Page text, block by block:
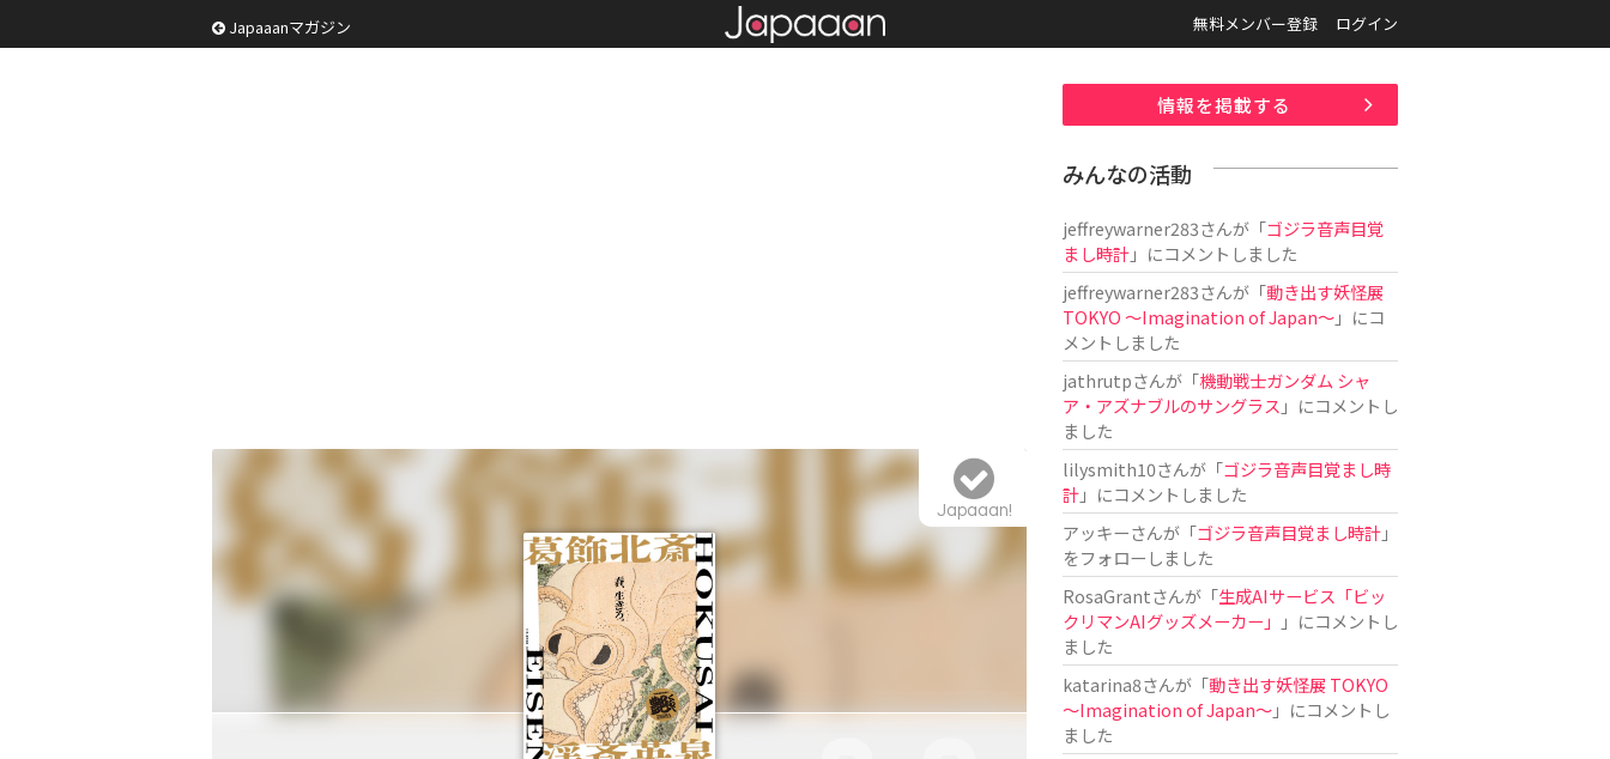
Japaaanマガジン 無料メンバー登録 ログイン
Japaaan!
情報を掲載する
みんなの活動
jeffreywarner283さんが「ゴジラ音声目覚
まし時計」にコメントしました
jeffreywarner283さんが「動き出す妖怪展
TOKYO 〜Imagination of Japan〜」にコ
メントしました
jathrutpさんが「機動戦士ガンダム シャ
ア・アズナブルのサングラス 」にコメントし
ました
lilysmith10さんが「ゴジラ音声目覚まし時
計」にコメントしました
アッキーさんが「ゴジラ音声目覚まし時計」
をフォローしました
RosaGrantさんが「生成AIサービス「ビッ
クリマンAIグッズメーカー」
」にコメントし
ました
katarina8さんが「動き出す妖怪展 TOKYO
〜Imagination of Japan〜」にコメントし
ました